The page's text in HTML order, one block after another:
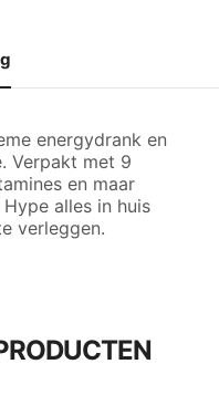
energydrank en
Verpakt met 9
en maar
alles in huis
verleggen.